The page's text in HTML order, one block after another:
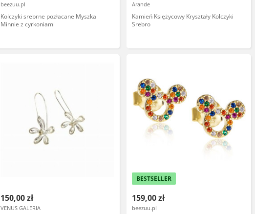
beezuu.pl
Kolczyki srebrne pozłacane Myszka
Minnie z cyrkoniami
Arande
Kamień Księżycowy Kryształy Kolczyki
Srebro
150,00 zł
VENUS GALERIA
BESTSELLER
159,00 zł
beezuu.pl